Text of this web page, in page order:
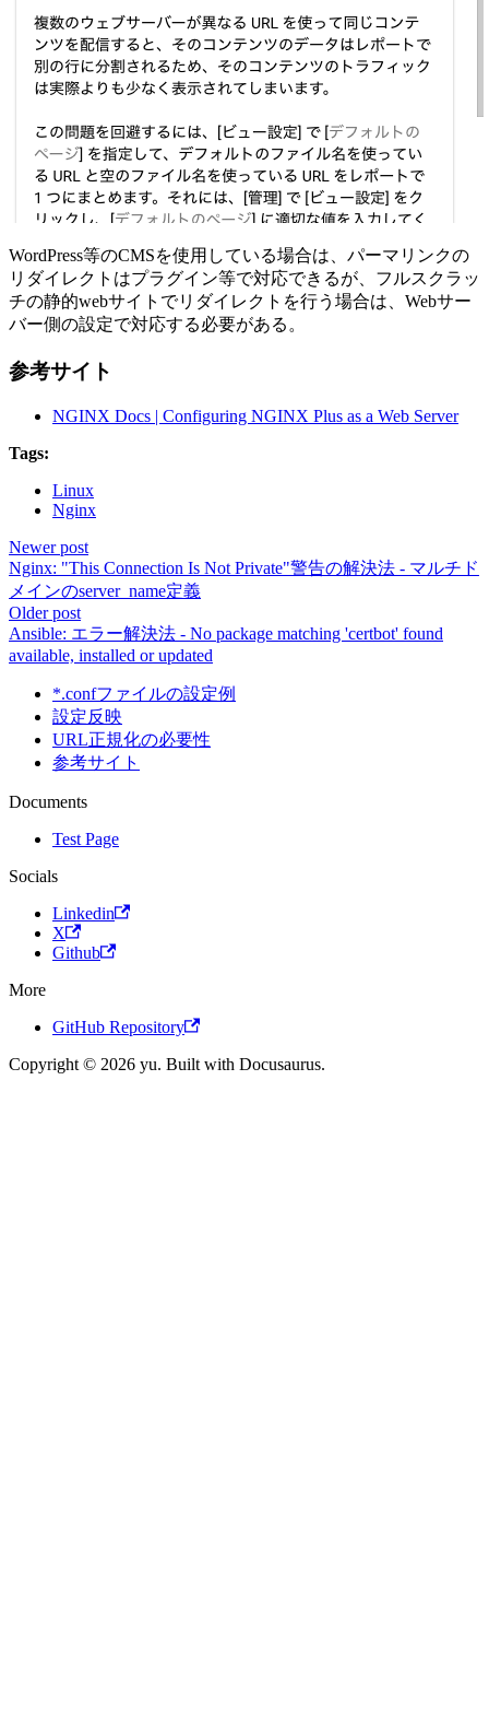
WordPress等のCMSを使用している場合は、パーマリンクの
リダイレクトはプラグイン等で対応できるが、フルスクラッ
チの静的webサイトでリダイレクトを行う場合は、Webサー
バー側の設定で対応する必要がある。
参考サイト
NGINX Docs | Configuring NGINX Plus as a Web Server
Tags:
Linux
Nginx
Newer post
Nginx: "This Connection Is Not Private"警告の解決法 - マルチド
メインのserver_name定義
Older post
Ansible: エラー解決法 - No package matching 'certbot' found
available, installed or updated
*.confファイルの設定例
設定反映
URL正規化の必要性
参考サイト
Documents
Test Page
Socials
Linkedin
X
Github
More
GitHub Repository
Copyright © 2026 yu. Built with Docusaurus.